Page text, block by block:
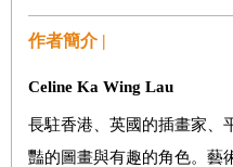
作者簡介 |
Celine Ka Wing Lau
長駐香港、英國的插畫家、
豔的圖畫與有趣的角色。藝